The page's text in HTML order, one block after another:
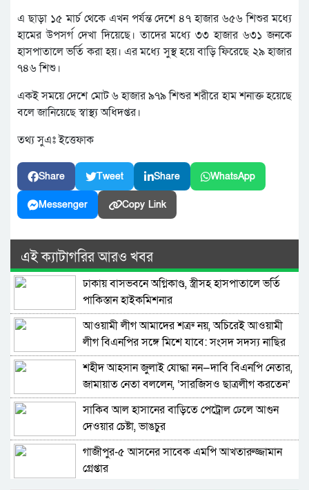
এ ছাড়া ১৫ মার্চ থেকে এখন পর্যন্ত দেশে ৪৭ হাজার ৬৫৬ শিশুর মধ্যে
হামের উপসর্গ দেখা দিয়েছে। তাদের মধ্যে ৩৩ হাজার ৬৩১ জনকে
হাসপাতালে ভর্তি করা হয়। এর মধ্যে সুস্থ হয়ে বাড়ি ফিরেছে ২৯ হাজার
৭৪৬ শিশু।
একই সময়ে দেশে মোট ৬ হাজার ৯৭৯ শিশুর শরীরে হাম শনাক্ত হয়েছে
বলে জানিয়েছে স্বাস্থ্য অধিদপ্তর।
তথ্য সুএঃ ইত্তেফাক
Share Tweet Share WhatsApp
Messenger Copy Link
এই ক্যাটাগরির আরও খবর
ঢাকায় বাসভবনে অগ্নিকাণ্ড, স্ত্রীসহ হাসপাতালে ভর্তি
পাকিস্তান হাইকমিশনার
আওয়ামী লীগ আমাদের শত্রু নয়, অচিরেই আওয়ামী
লীগ বিএনপির সঙ্গে মিশে যাবে: সংসদ সদস্য নাছির
শহীদ আহসান জুলাই যোদ্ধা নন—দাবি বিএনপি নেতার,
জামায়াত নেতা বললেন, ‘সারজিসও ছাত্রলীগ করতেন’
সাকিব আল হাসানের বাড়িতে পেট্রোল ঢেলে আগুন
দেওয়ার চেষ্টা, ভাঙচুর
গাজীপুর-৫ আসনের সাবেক এমপি আখতারুজ্জামান
গ্রেপ্তার